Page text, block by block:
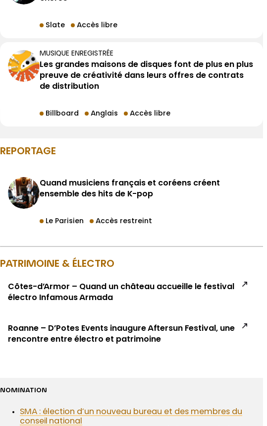
Slate Accès libre
MUSIQUE ENREGISTRÉE
Les grandes maisons de disques font de plus en plus
preuve de créativité dans leurs offres de contrats
de distribution
Billboard Anglais Accès libre
REPORTAGE
Quand musiciens français et coréens créent
ensemble des hits de K-pop
Le Parisien Accès restreint
PATRIMOINE & ÉLECTRO
Côtes-d’Armor – Quand un château accueille le festival
électro Infamous Armada
Roanne – D’Potes Events inaugure Aftersun Festival, une
rencontre entre électro et patrimoine
NOMINATION
SMA : élection d’un nouveau bureau et des membres du
conseil national